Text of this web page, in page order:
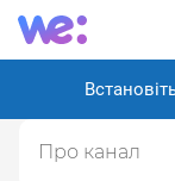
Про канал